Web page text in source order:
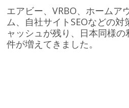
エアビー、VRBO、ホームア
ム、自社サイトSEOなどの
ャッシュが残り、日本同様
件が増えてきました。